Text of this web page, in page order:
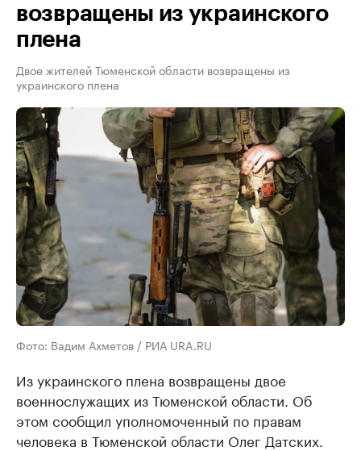
возвращены из украинского
плена
Двое жителей Тюменской области возвращены из
украинского плена
Фото: Вадим Ахметов / РИА URA.RU
Из украинского плена возвращены двое
военнослужащих из Тюменской области. Об
этом сообщил уполномоченный по правам
человека в Тюменской области Олег Датских.